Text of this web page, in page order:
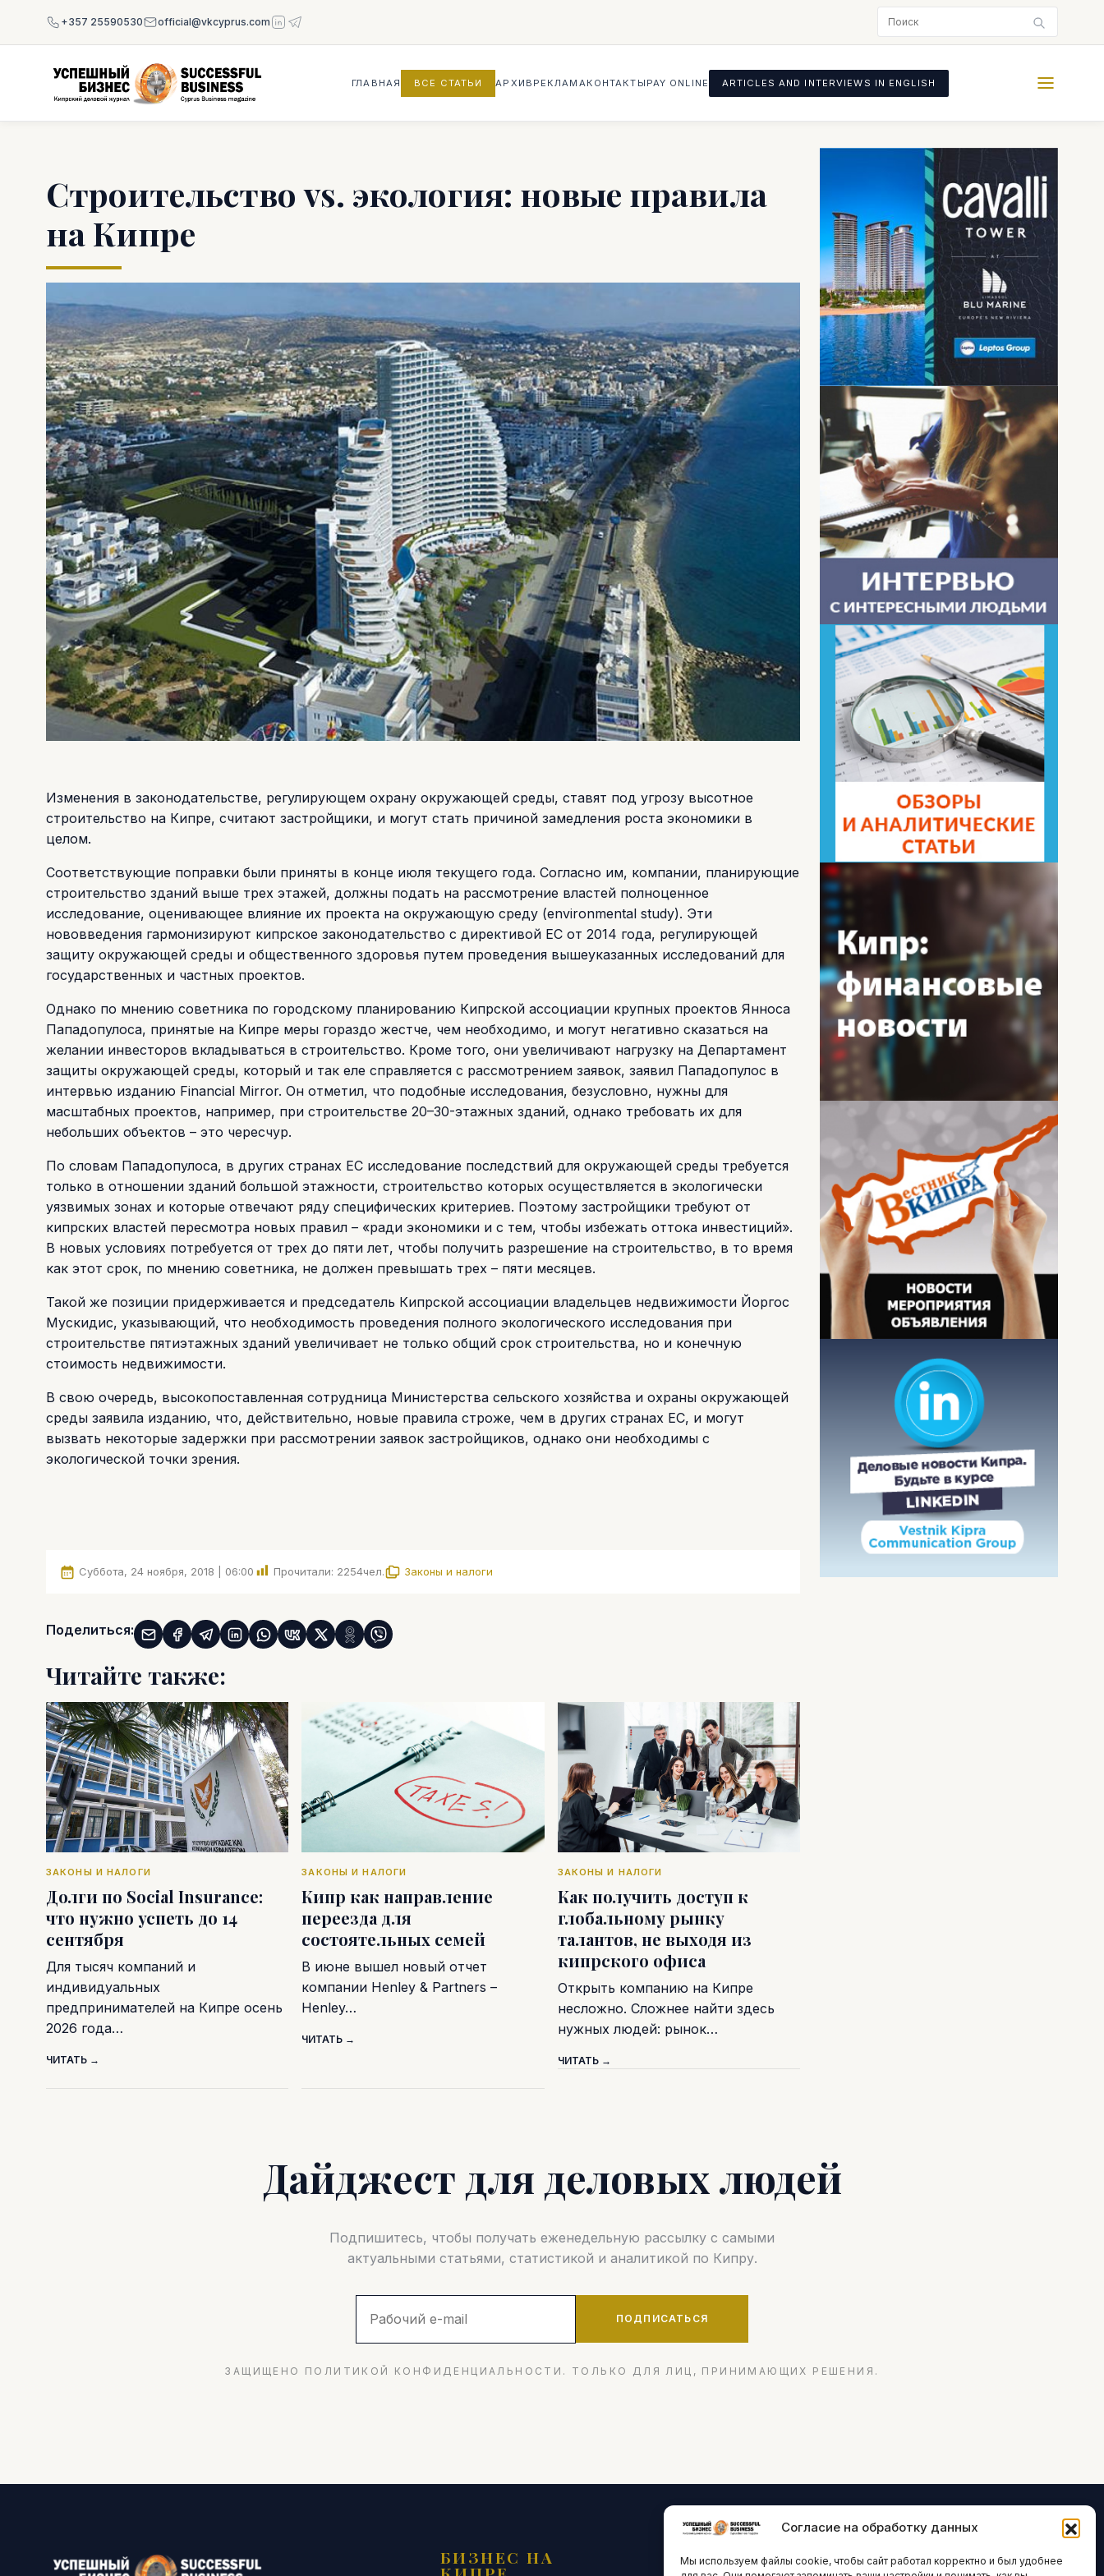
Согласие на обработку данных
Мы используем файлы cookie, чтобы сайт работал корректно и был удобнее
+357 25590530 official@vkcyprus.com
ГЛАВНАЯ ВСЕ СТАТЬИ АРХИВ РЕКЛАМА КОНТАКТЫ PAY ONLINE ARTICLES AND INTERVIEWS IN ENGLISH
Строительство vs. экология: новые правила
на Кипре
Изменения в законодательстве, регулирующем охрану окружающей среды, ставят под угрозу высотное
строительство на Кипре, считают застройщики, и могут стать причиной замедления роста экономики в
целом.
Соответствующие поправки были приняты в конце июля текущего года. Согласно им, компании, планирующие
строительство зданий выше трех этажей, должны подать на рассмотрение властей полноценное
исследование, оценивающее влияние их проекта на окружающую среду (environmental study). Эти
нововведения гармонизируют кипрское законодательство с директивой ЕС от 2014 года, регулирующей
защиту окружающей среды и общественного здоровья путем проведения вышеуказанных исследований для
государственных и частных проектов.
Однако по мнению советника по городскому планированию Кипрской ассоциации крупных проектов Янноса
Пападопулоса, принятые на Кипре меры гораздо жестче, чем необходимо, и могут негативно сказаться на
желании инвесторов вкладываться в строительство. Кроме того, они увеличивают нагрузку на Департамент
защиты окружающей среды, который и так еле справляется с рассмотрением заявок, заявил Пападопулос в
интервью изданию Financial Mirror. Он отметил, что подобные исследования, безусловно, нужны для
масштабных проектов, например, при строительстве 20–30-этажных зданий, однако требовать их для
небольших объектов – это чересчур.
По словам Пападопулоса, в других странах ЕС исследование последствий для окружающей среды требуется
только в отношении зданий большой этажности, строительство которых осуществляется в экологически
уязвимых зонах и которые отвечают ряду специфических критериев. Поэтому застройщики требуют от
кипрских властей пересмотра новых правил – «ради экономики и с тем, чтобы избежать оттока инвестиций».
В новых условиях потребуется от трех до пяти лет, чтобы получить разрешение на строительство, в то время
как этот срок, по мнению советника, не должен превышать трех – пяти месяцев.
Такой же позиции придерживается и председатель Кипрской ассоциации владельцев недвижимости Йоргос
Мускидис, указывающий, что необходимость проведения полного экологического исследования при
строительстве пятиэтажных зданий увеличивает не только общий срок строительства, но и конечную
стоимость недвижимости.
В свою очередь, высокопоставленная сотрудница Министерства сельского хозяйства и охраны окружающей
среды заявила изданию, что, действительно, новые правила строже, чем в других странах ЕС, и могут
вызвать некоторые задержки при рассмотрении заявок застройщиков, однако они необходимы с
экологической точки зрения.
Суббота, 24 ноября, 2018 | 06:00 Прочитали: 2254чел. Законы и налоги
Поделиться:
Читайте также:
ЗАКОНЫ И НАЛОГИ
Долги по Social Insurance:
что нужно успеть до 14
сентября
Для тысяч компаний и
индивидуальных
предпринимателей на Кипре осень
2026 года…
ЧИТАТЬ →
ЗАКОНЫ И НАЛОГИ
Кипр как направление
переезда для
состоятельных семей
В июне вышел новый отчет
компании Henley & Partners –
Henley…
ЧИТАТЬ →
ЗАКОНЫ И НАЛОГИ
Как получить доступ к
глобальному рынку
талантов, не выходя из
кипрского офиса
Открыть компанию на Кипре
несложно. Сложнее найти здесь
нужных людей: рынок…
ЧИТАТЬ →
Дайджест для деловых людей
Подпишитесь, чтобы получать еженедельную рассылку с самыми
актуальными статьями, статистикой и аналитикой по Кипру.
ПОДПИСАТЬСЯ
ЗАЩИЩЕНО ПОЛИТИКОЙ КОНФИДЕНЦИАЛЬНОСТИ. ТОЛЬКО ДЛЯ ЛИЦ, ПРИНИМАЮЩИХ РЕШЕНИЯ.
БИЗНЕС НА ТЕХНОЛОГИИ И ARTICLES IN